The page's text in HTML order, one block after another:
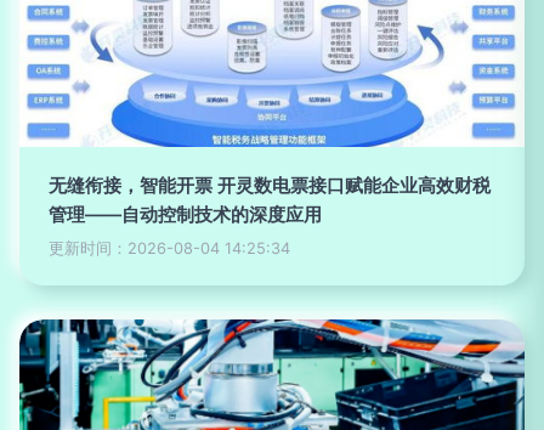
无缝衔接，智能开票 开灵数电票接口赋能企业高效财税
管理——自动控制技术的深度应用
更新时间：2026-08-04 14:25:34